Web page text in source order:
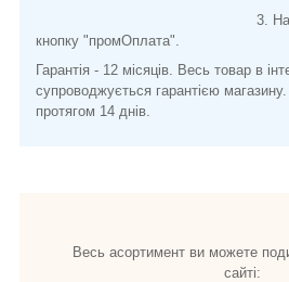
3. На сторінці
кнопку "промОплата".
Гарантія - 12 місяців. Весь товар в
супроводжується гарантією
протягом 14 днів.
Весь асортимент ви можете
сайті: